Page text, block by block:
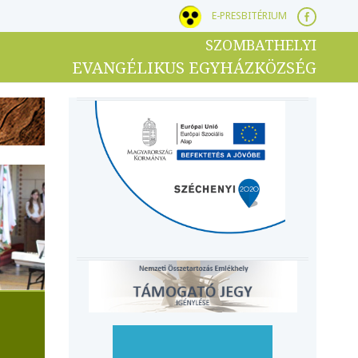
E-PRESBITÉRIUM
SZOMBATHELYI
EVANGÉLIKUS EGYHÁZKÖZSÉG